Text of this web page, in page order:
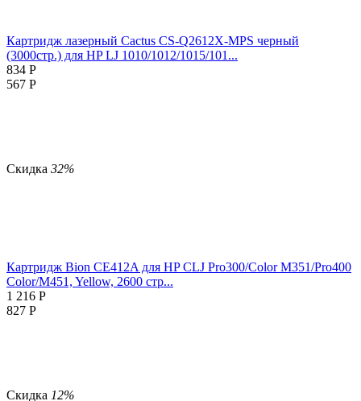
Картридж лазерный Cactus CS-Q2612X-MPS черный
(3000стр.) для HP LJ 1010/1012/1015/101...
834 Р
567 Р
Скидка 32%
Картридж Bion CE412A для HP CLJ Pro300/Color M351/Pro400
Color/M451, Yellow, 2600 стр...
1 216 Р
827 Р
Скидка 12%